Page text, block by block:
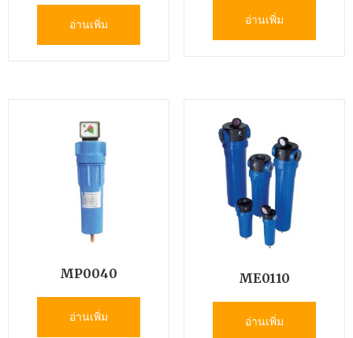
อ่านเพิ่ม อ่านเพิ่ม
MP0040
อ่านเพิ่ม
ME0110
อ่านเพิ่ม